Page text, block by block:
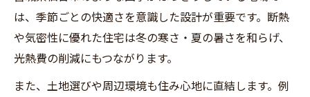
は、季節ごとの快適さを意識した設計が重要です。断熱
や気密性に優れた住宅は冬の寒さ・夏の暑さを和らげ、
光熱費の削減にもつながります。
また、土地選びや周辺環境も住み心地に直結します。例